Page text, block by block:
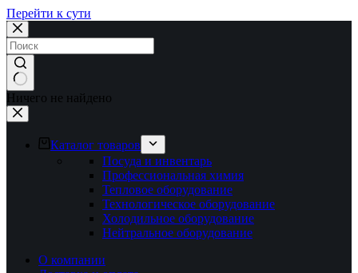
Перейти к сути
Ничего не найдено
Каталог товаров
Посуда и инвентарь
Профессиональная химия
Тепловое оборудование
Технологическое оборудование
Холодильное оборудование
Нейтральное оборудование
О компании